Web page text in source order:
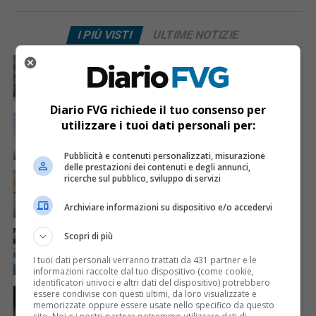
I PIÙ VISTI ULTIME NOTIZIE
Acqua da usare con cautela nell’Udinese: ecco tutte
le frazioni sotto osservazione
ECONOMIA & LAVORO 1 giorno fa
Bollette più leggere nei condomini, nuovo bando FVG
CRONACA & ATTUALITÀ 5 giorni fa
Mattia Ranghetti muore a 29 anni dopo la
folgorazione alle Ferriere Nord di Osoppo
CRONACA & ATTUALITÀ
Arrivano 142 nuovi poliziotti in Friuli-Venezia Giulia:
61 saranno assegnati a Trieste
CRONACA & ATTUALITÀ 1 giorno fa
Due terremoti in poche ore scuotono la Croazia: la
Diario FVG richiede il tuo consenso per
utilizzare i tuoi dati personali per:
Pubblicità e contenuti personalizzati, misurazione
delle prestazioni dei contenuti e degli annunci,
ricerche sul pubblico, sviluppo di servizi
Archiviare informazioni su dispositivo e/o accedervi
Scopri di più
I tuoi dati personali verranno trattati da 431 partner e le
informazioni raccolte dal tuo dispositivo (come cookie,
identificatori univoci e altri dati del dispositivo) potrebbero
essere condivise con questi ultimi, da loro visualizzate e
memorizzate oppure essere usate nello specifico da questo